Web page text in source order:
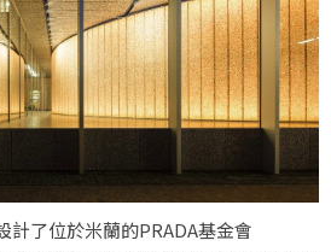
計了位於米蘭的PRADA基金會